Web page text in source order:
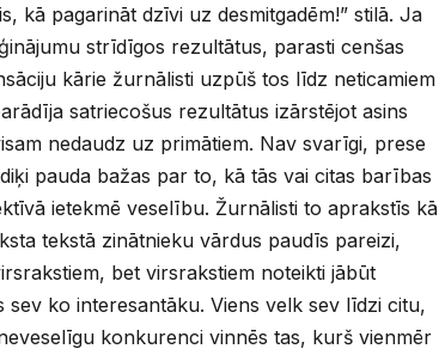
kā pagarināt dzīvi uz desmitgadēm!” stilā. Ja
strīdīgos rezultātus, parasti cenšas
kārie žurnālisti uzpūš tos līdz neticamiem
satriecošus rezultātus izārstējot asins
nedaudz uz primātiem. Nav svarīgi, prese
pauda bažas par to, kā tās vai citas barības
ietekmē veselību. Žurnālisti to aprakstīs kā
tekstā zinātnieku vārdus paudīs pareizi,
bet virsrakstiem noteikti jābūt
sev ko interesantāku. Viens velk sev līdzi citu,
konkurenci vinnēs tas, kurš vienmēr